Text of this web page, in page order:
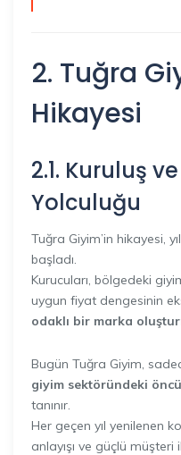
2. Tuğra
Hikayesi
2.1. Kuruluş
Yolculuğu
Tuğra Giyim’in hikayesi,
başladı.
Kurucuları, bölgedeki
uygun fiyat dengesinin
odaklı bir marka
Bugün Tuğra Giyim,
giyim sektöründeki
tanınır.
Her geçen yıl yenilenen
anlayışı ve güçlü müşteri